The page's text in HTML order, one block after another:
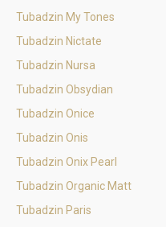
Tubadzin My Tones
Tubadzin Nictate
Tubadzin Nursa
Tubadzin Obsydian
Tubadzin Onice
Tubadzin Onis
Tubadzin Onix Pearl
Tubadzin Organic Matt
Tubadzin Paris